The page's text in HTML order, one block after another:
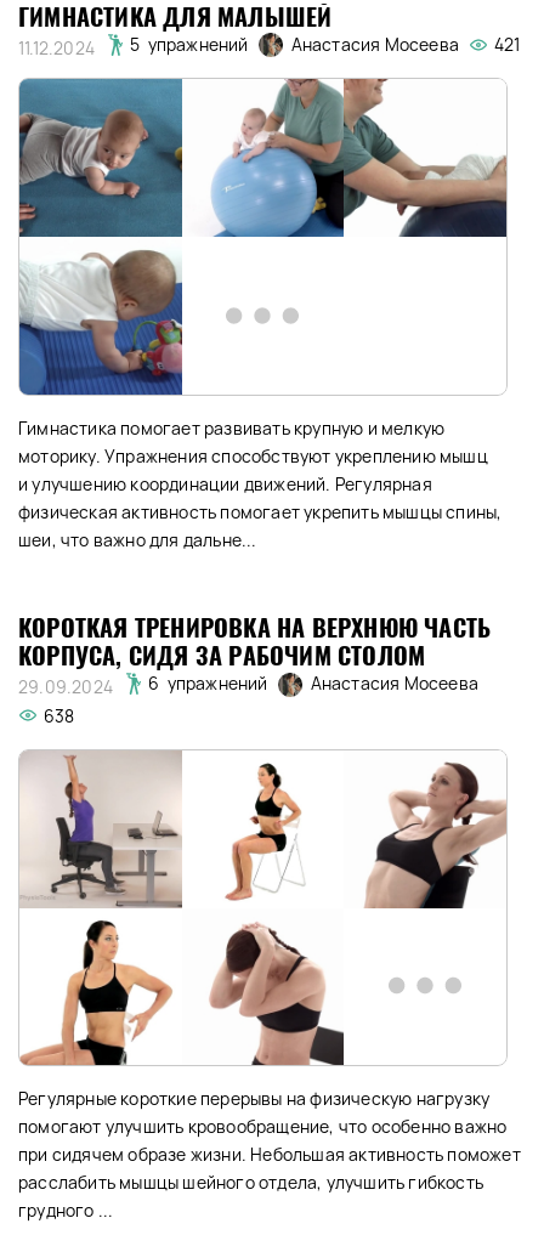
ГИМНАСТИКА ДЛЯ МАЛЫШЕЙ
11.12.2024 5 упражнений Анастасия Мосеева 421
Гимнастика помогает развивать крупную и мелкую
моторику. Упражнения способствуют укреплению мышц
и улучшению координации движений. Регулярная
физическая активность помогает укрепить мышцы спины,
шеи, что важно для дальне...
КОРОТКАЯ ТРЕНИРОВКА НА ВЕРХНЮЮ ЧАСТЬ
КОРПУСА, СИДЯ ЗА РАБОЧИМ СТОЛОМ
29.09.2024 6 упражнений
Анастасия Мосеева
638
Регулярные короткие перерывы на физическую нагрузку
помогают улучшить кровообращение, что особенно важно
при сидячем образе жизни. Небольшая активность поможет
расслабить мышцы шейного отдела, улучшить гибкость
грудного ...